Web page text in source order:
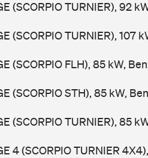
(SCORPIO TURNIER), 92
(SCORPIO TURNIER), 107
(SCORPIO FLH), 85 kW,
(SCORPIO STH), 85 kW,
(SCORPIO TURNIER), 85
4 (SCORPIO TURNIER